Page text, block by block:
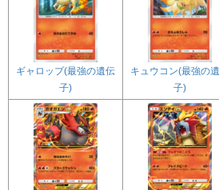
ギャロップ(最強の遺伝
子)
キュウコン(最強の
子)